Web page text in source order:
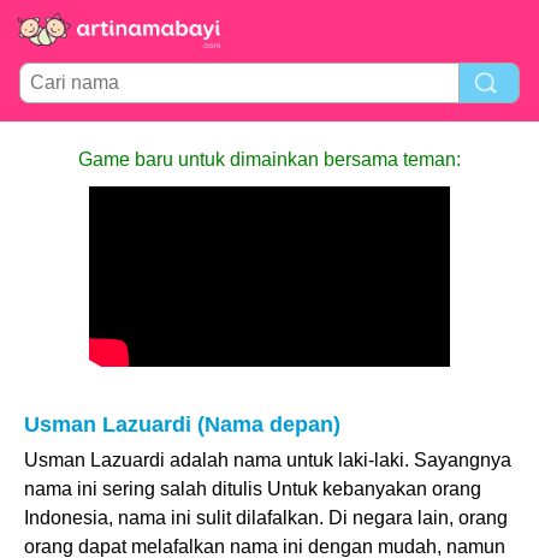
Game baru untuk dimainkan bersama teman:
Usman Lazuardi (Nama depan)
Usman Lazuardi adalah nama untuk laki-laki. Sayangnya
nama ini sering salah ditulis Untuk kebanyakan orang
Indonesia, nama ini sulit dilafalkan. Di negara lain, orang
orang dapat melafalkan nama ini dengan mudah, namun